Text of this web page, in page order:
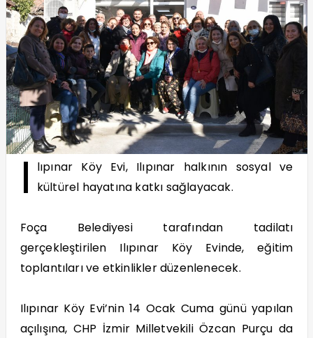
I
lıpınar Köy Evi, Ilıpınar halkının sosyal ve
kültürel hayatına katkı sağlayacak.
Foça Belediyesi tarafından tadilatı
gerçekleştirilen Ilıpınar Köy Evinde, eğitim
toplantıları ve etkinlikler düzenlenecek.
Ilıpınar Köy Evi’nin 14 Ocak Cuma günü yapılan
açılışına, CHP İzmir Milletvekili Özcan Purçu da